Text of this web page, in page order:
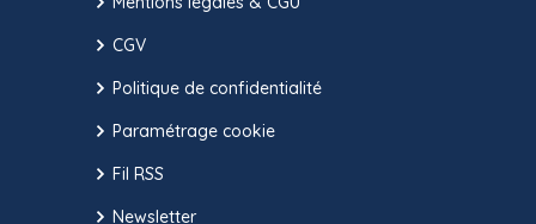
CGV
Politique de confidentialité
Paramétrage cookie
Fil RSS
Newsletter